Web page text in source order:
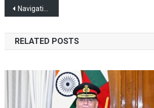
Post
navigation
Navigating Indian Socio-Religious-Political Tensions: A Reflection on Hindu-Muslim Relations and Governance
RELATED POSTS